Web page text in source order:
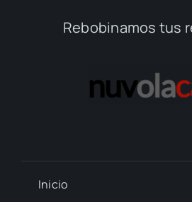
Rebobinamos tus
Inicio